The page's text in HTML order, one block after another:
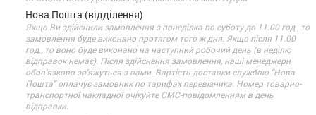
Нова Пошта (відділення)
Якщо Ви здійснили замовлення з понеділка по суботу до 11.00 год., то
замовлення буде виконано протягом того ж дня. Якщо після 11.00
год., то воно буде виконано на наступний робочий день (в неділю
відправок немає). Після здійснення замовлення, наші менеджери
обов'язково зв'яжуться з вами. Вартість доставки службою "Нова
Пошта" оплачує замовник по тарифах перевізника. Номер товарно-
транспортної накладної очікуйте СМС-повідомленням в день
відправки.